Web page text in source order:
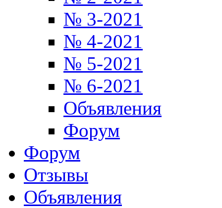
№ 3-2021
№ 4-2021
№ 5-2021
№ 6-2021
Объявления
Форум
Форум
Отзывы
Объявления